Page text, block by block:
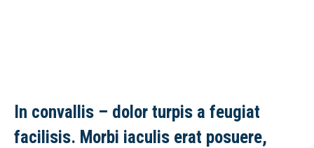
In convallis – dolor turpis a feugiat
facilisis. Morbi iaculis erat posuere,